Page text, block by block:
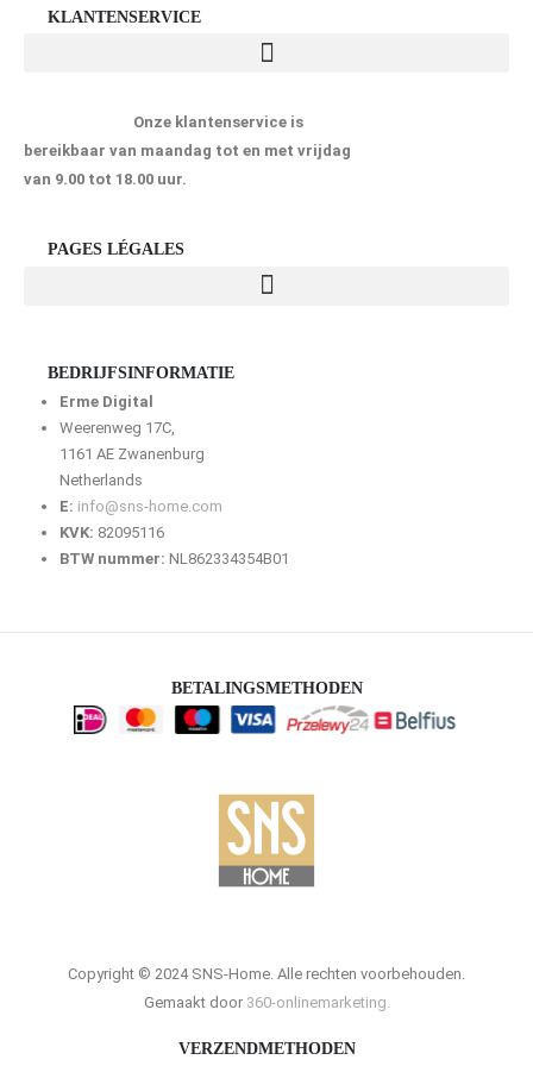
KLANTENSERVICE
Onze klantenservice is
bereikbaar van maandag tot en met vrijdag
van 9.00 tot 18.00 uur.
PAGES LÉGALES
BEDRIJFSINFORMATIE
Erme Digital
Weerenweg 17C,
1161 AE Zwanenburg
Netherlands
E: info@sns-home.com
KVK: 82095116
BTW nummer: NL862334354B01
BETALINGSMETHODEN
Copyright © 2024 SNS-Home. Alle rechten voorbehouden.
Gemaakt door 360-onlinemarketing.
VERZENDMETHODEN